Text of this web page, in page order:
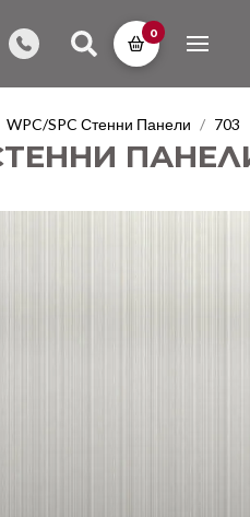
0
WPC/SPC Стенни Панели / 703